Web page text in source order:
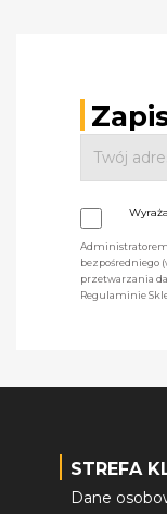
Administratorem
bezpośredniego
przetwarzania
Regulaminie
STREFA
Dane